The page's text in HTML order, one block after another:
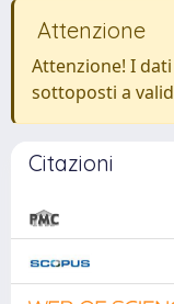
Attenzione
Attenzione! I
sottoposti a
Citazioni